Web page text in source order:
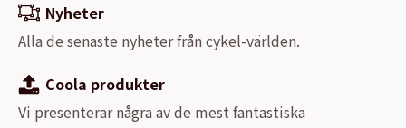
Nyheter
Alla de senaste nyheter från cykel-världen.
Coola produkter
Vi presenterar några av de mest fantastiska